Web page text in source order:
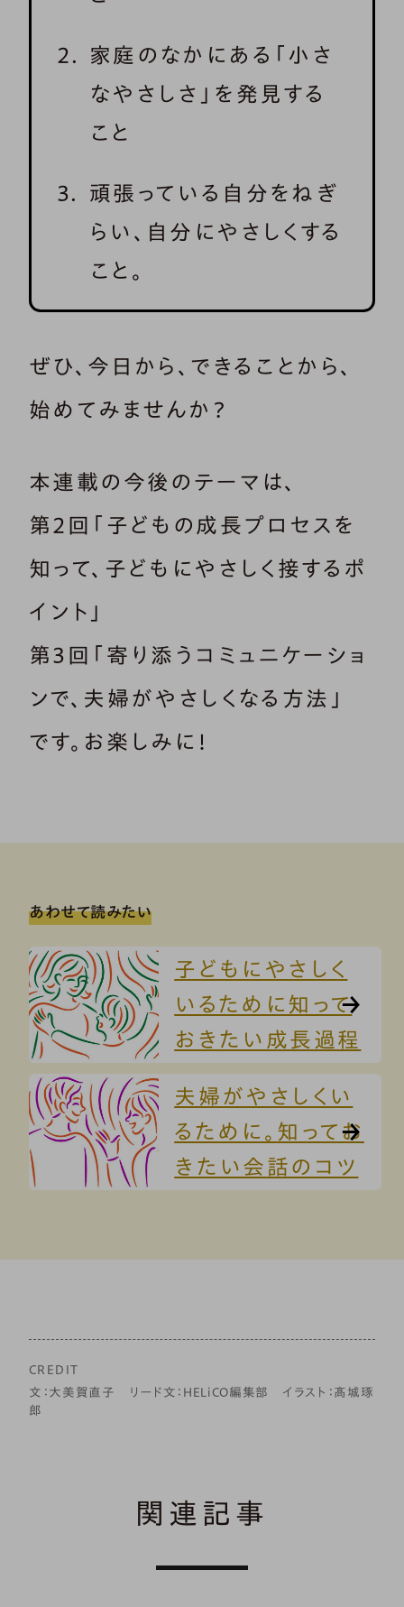
家庭のなかにある「小さ
なやさしさ」を発見する
こと
頑張っている自分をねぎ
らい、自分にやさしくする
こと。
ぜひ、今日から、できることから、
始めてみませんか？
本連載の今後のテーマは、
第2回「子どもの成長プロセスを
知って、子どもにやさしく接するポ
イント」
第3回「寄り添うコミュニケーショ
ンで、夫婦がやさしくなる方法」
です。お楽しみに！
あわせて読みたい
子どもにやさしく
いるために知って
おきたい成長過程
夫婦がやさしくい
るために。知ってお
きたい会話のコツ
CREDIT
文：大美賀直子 リード文：HELiCO編集部 イラスト：髙城琢
郎
関連記事